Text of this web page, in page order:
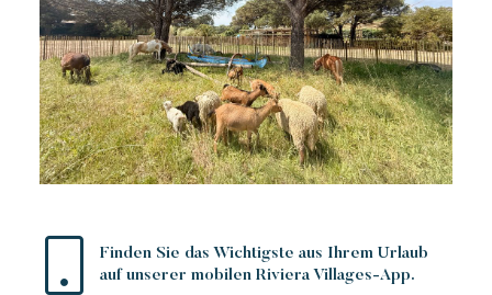
Finden Sie das Wichtigste aus Ihrem Urlaub
auf unserer mobilen Riviera Villages-App.